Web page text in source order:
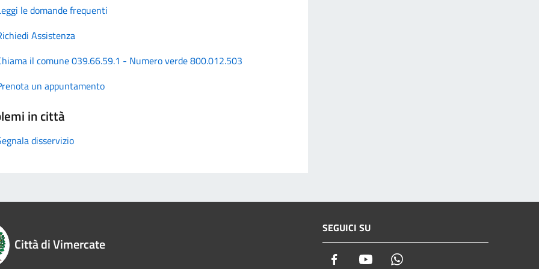
le domande frequenti
Assistenza
il comune 039.66.59.1 - Numero verde 800.012.503
un appuntamento
in città
disservizio
Città di Vimercate
SEGUICI SU
Facebook Youtube